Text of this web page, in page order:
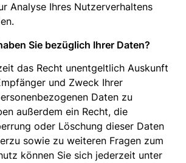
Analyse Ihres Nutzerverhaltens
Sie bezüglich Ihrer Daten?
das Recht unentgeltlich Auskunft
und Zweck Ihrer
Daten zu
außerdem ein Recht, die
oder Löschung dieser Daten
sowie zu weiteren Fragen zum
können Sie sich jederzeit unter